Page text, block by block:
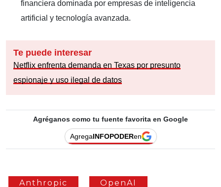
financiera dominada por empresas de inteligencia
artificial y tecnología avanzada.
Te puede interesar
Netflix enfrenta demanda en Texas por presunto
espionaje y uso ilegal de datos
Agréganos como tu fuente favorita en Google
AgregaINFOPODERen
Anthropic OpenAI